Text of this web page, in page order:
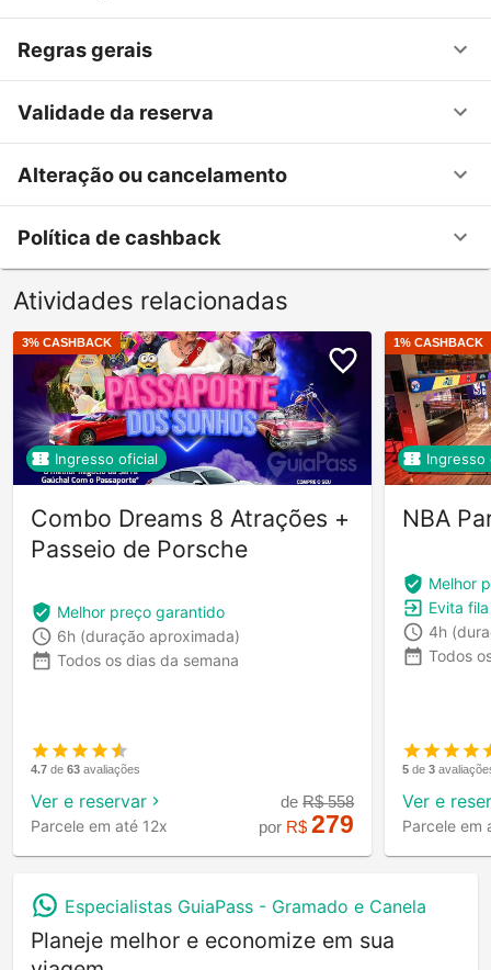
Regras gerais
Validade da reserva
Alteração ou cancelamento
Política de cashback
Atividades relacionadas
3% CASHBACK
Ingresso oficial
Combo Dreams 8 Atrações +
Passeio de Porsche
Melhor preço garantido
6h (duração aproximada)
Todos os dias da semana
4.7 de 63 avaliações
Ver e reservar
Parcele em até 12x
deR$558
por R$279
1% CASHBACK
Ingresso
NBA
Melhor
Evita
4h
Todos
5 de 3
Ver e
Parcele em
Especialistas GuiaPass - Gramado e Canela
Planeje melhor e economize em sua